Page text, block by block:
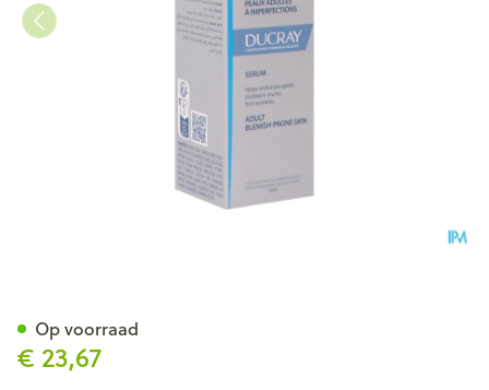
€ 23,67
Op voorraad